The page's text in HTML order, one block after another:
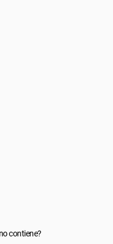
contiene?